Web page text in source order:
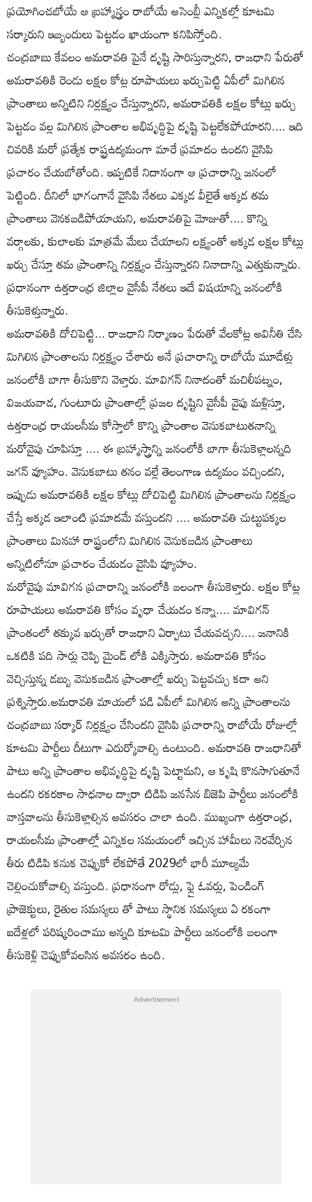
ప్రయోగించబోయే ఆ బ్రహ్మాస్త్రం రాబోయే అసెంబ్లీ ఎన్నికల్లో కూటమి
సర్కారుని ఇబ్బందులు పెట్టడం ఖాయంగా కనిపిస్తోంది.
చంద్రబాబు కేవలం అమరావతి పైనే దృష్టి సారిస్తున్నారని, రాజధాని పేరుతో
అమరావతికి రెండు లక్షల కోట్ల రూపాయలు ఖర్చుపెట్టి ఏపీలో మిగిలిన
ప్రాంతాలు అన్నిటిని నిర్లక్ష్యం చేస్తున్నారని, అమరావతికి లక్షల కోట్లు ఖర్చు
పెట్టడం వల్ల మిగిలిన ప్రాంతాల అభివృద్ధిపై దృష్టి పెట్టలేకపోయారని.... ఇది
చివరికి మరో ప్రత్యేక రాష్ట్రఉద్యమంగా మారే ప్రమాదం ఉందని వైసిపి
ప్రచారం చేయబోతోంది. ఇప్పటికే నిదానంగా ఆ ప్రచారాన్ని జనంలో
పెట్టింది. దీనిలో భాగంగానే వైసిపి నేతలు ఎక్కడ వీలైతే అక్కడ తమ
ప్రాంతాలు వెనకబడిపోయాయని, అమరావతిపై మోజుతో.... కొన్ని
వర్గాలకు, కులాలకు మాత్రమే మేలు చేయాలని లక్ష్యంతో అక్కడ లక్షల కోట్లు
ఖర్చు చేస్తూ తమ ప్రాంతాన్ని నిర్లక్ష్యం చేస్తున్నారని నినాదాన్ని ఎత్తుకున్నారు.
ప్రధానంగా ఉత్తరాంధ్ర జిల్లాల వైసీపీ నేతలు ఇదే విషయాన్ని జనంలోకి
తీసుకెళ్తున్నారు.
అమరావతికి దోచిపెట్టి... రాజధాని నిర్మాణం పేరుతో వేలకోట్ల అవినీతి చేసి
మిగిలిన ప్రాంతాలను నిర్లక్ష్యం చేశారు అనే ప్రచారాన్ని రాబోయే మూడేళ్లు
జనంలోకి బాగా తీసుకొని వెళ్తారు. మావిగన్ నినాదంతో మచిలీపట్నం,
విజయవాడ, గుంటూరు ప్రాంతాల్లో ప్రజల దృష్టిని వైసీపీ వైపు మళ్లిస్తూ,
ఉత్తరాంధ్ర రాయలసీమ కోస్తాలో కొన్ని ప్రాంతాల వెనుకబాటుతనాన్ని
మరోవైపు చూపిస్తూ .... ఈ బ్రహ్మాస్త్రాన్ని జనంలోకి బాగా తీసుకెళ్లాలన్నది
జగన్ వ్యూహం. వెనుకబాటు తనం వల్లే తెలంగాణ ఉద్యమం వచ్చిందని,
ఇప్పుడు అమరావతికి లక్షల కోట్లు దోచిపెట్టి మిగిలిన ప్రాంతాలను నిర్లక్ష్యం
చేస్తే అక్కడ ఇలాంటి ప్రమాదమే వస్తుందని .... అమరావతి చుట్టుపక్కల
ప్రాంతాలు మినహా రాష్ట్రంలోని మిగిలిన వెనుకబడిన ప్రాంతాలు
అన్నిటిలోనూ ప్రచారం చేయడం వైసిపి వ్యూహం.
మరోవైపు మావిగన ప్రచారాన్ని జనంలోకి బలంగా తీసుకెళ్తారు. లక్షల కోట్ల
రూపాయలు అమరావతి కోసం వృధా చేయడం కన్నా.... మావిగన్
ప్రాంతంలో తక్కువ ఖర్చుతో రాజధాని ఏర్పాటు చేయవచ్చని.... జనానికి
ఒకటికి పది సార్లు చెప్పి మైండ్ లోకి ఎక్కిస్తారు. అమరావతి కోసం
వెచ్చిస్తున్న డబ్బు వెనుకబడిన ప్రాంతాల్లో ఖర్చు పెట్టవచ్చు కదా అని
ప్రశ్నిస్తారు.అమరావతి మాయలో పడి ఏపీలో మిగిలిన అన్ని ప్రాంతాలను
చంద్రబాబు సర్కార్ నిర్లక్ష్యం చేసిందని వైసిపి ప్రచారాన్ని రాబోయే రోజుల్లో
కూటమి పార్టీలు దీటుగా ఎదుర్కోవాల్సి ఉంటుంది. అమరావతి రాజధానితో
పాటు అన్ని ప్రాంతాల అభివృద్ధిపై దృష్టి పెట్టామని, ఆ కృషి కొనసాగుతూనే
ఉందని రకరకాల సాధనాల ద్వారా టిడిపి జనసేన బిజెపి పార్టీలు జనంలోకి
వాస్తవాలను తీసుకెళ్లాల్సిన అవసరం చాలా ఉంది. ముఖ్యంగా ఉత్తరాంధ్ర,
రాయలసీమ ప్రాంతాల్లో ఎన్నికల సమయంలో ఇచ్చిన హామీలు నెరవేర్చిన
తీరు టిడిపి కనుక చెప్పుకో లేకపోతే 2029లో భారీ మూల్యమే
చెల్లించుకోవాల్సి వస్తుంది. ప్రధానంగా రోడ్లు, ఫ్లై ఓవర్లు, పెండింగ్
ప్రాజెక్టులు, రైతుల సమస్యలు తో పాటు స్థానిక సమస్యలు ఏ రకంగా
ఐదేళ్లలో పరిష్కరించాము అన్నది కూటమి పార్టీలు జనంలోకి బలంగా
తీసుకెళ్లి చెప్పుకోవలసిన అవసరం ఉంది.